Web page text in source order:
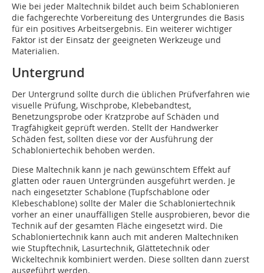
Wie bei jeder Maltechnik bildet auch beim Schablonieren
die fachgerechte Vorbereitung des Untergrundes die Basis
für ein positives Arbeitsergebnis. Ein weiterer wichtiger
Faktor ist der Einsatz der geeigneten Werkzeuge und
Materialien.
Untergrund
Der Untergrund sollte durch die üblichen Prüfverfahren wie
visuelle Prüfung, Wischprobe, Klebebandtest,
Benetzungsprobe oder Kratzprobe auf Schäden und
Tragfähigkeit geprüft werden. Stellt der Handwerker
Schäden fest, sollten diese vor der Ausführung der
Schabloniertechik behoben werden.
Diese Maltechnik kann je nach gewünschtem Effekt auf
glatten oder rauen Untergründen ausgeführt werden. Je
nach eingesetzter Schablone (Tupfschablone oder
Klebeschablone) sollte der Maler die Schabloniertechnik
vorher an einer unauffälligen Stelle ausprobieren, bevor die
Technik auf der gesamten Fläche eingesetzt wird. Die
Schabloniertechnik kann auch mit anderen Maltechniken
wie Stupftechnik, Lasurtechnik, Glättetechnik oder
Wickeltechnik kombiniert werden. Diese sollten dann zuerst
ausgeführt werden.